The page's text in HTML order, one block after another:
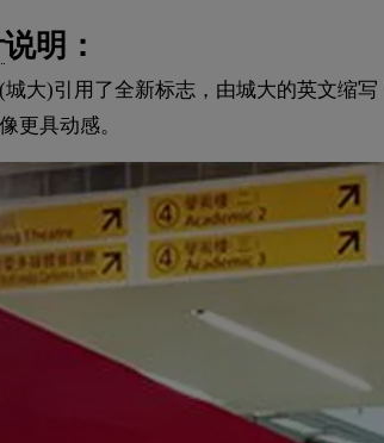
说明：
大)引用了全新标志，由城大的英文缩
更具动感。